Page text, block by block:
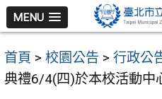
跳
至
主
要
MENU
首頁 > 校園公告 > 行政公
典禮6/4(四)於本校活動中